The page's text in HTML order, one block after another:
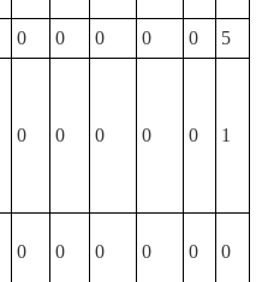
0 0 0 0 0
5
0 0 0 0 0 1
0 0 0 0 0 0